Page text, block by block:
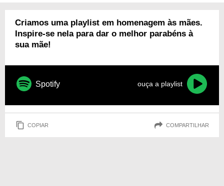
importante para ela. Venha conferir e não deixe de compartilhar!
Criamos uma playlist em homenagem às mães.
Inspire-se nela para dar o melhor parabéns à
sua mãe!
Spotify ouça a playlist
COPIAR COMPARTILHAR